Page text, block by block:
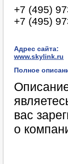
+7 (495)
+7 (495)
Адрес сайта:
www.skylink.ru
Полное
вас
о